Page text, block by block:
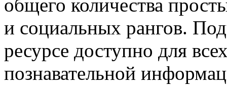
общего количества
и социальных рангов.
ресурсе доступно для
познавательной